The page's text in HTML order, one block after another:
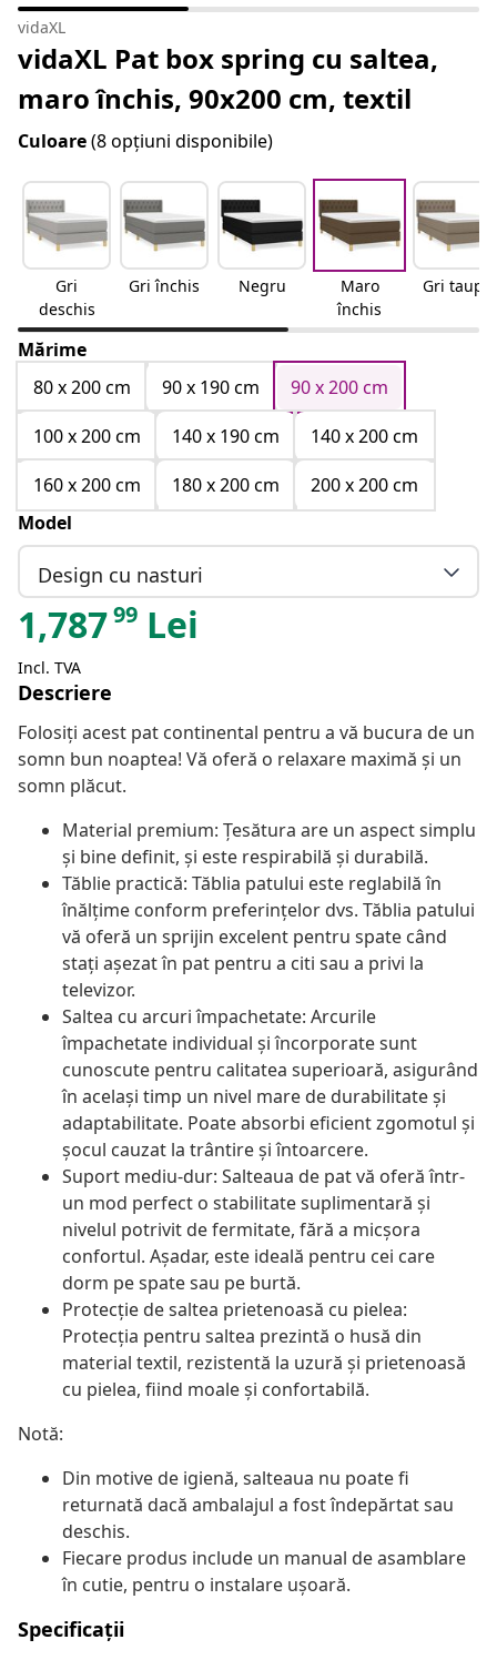
vidaXL
vidaXL Pat box spring cu saltea,
maro închis, 90x200 cm, textil
Culoare(8 opțiuni disponibile)
Gri
deschis
Gri închis Negru
Maro
închis
Gri taupe
Mărime
80 x 200 cm
90 x 190 cm
90 x 200 cm
100 x 200 cm
140 x 190 cm
140 x 200 cm
160 x 200 cm
180 x 200 cm
200 x 200 cm
Model
Design cu nasturi
1,78799 Lei
Incl. TVA
Descriere
Folosiți acest pat continental pentru a vă bucura de un
somn bun noaptea! Vă oferă o relaxare maximă și un
somn plăcut.
Material premium: Țesătura are un aspect simplu
și bine definit, și este respirabilă și durabilă.
Tăblie practică: Tăblia patului este reglabilă în
înălțime conform preferințelor dvs. Tăblia patului
vă oferă un sprijin excelent pentru spate când
stați așezat în pat pentru a citi sau a privi la
televizor.
Saltea cu arcuri împachetate: Arcurile
împachetate individual și încorporate sunt
cunoscute pentru calitatea superioară, asigurând
în același timp un nivel mare de durabilitate și
adaptabilitate. Poate absorbi eficient zgomotul și
șocul cauzat la trântire și întoarcere.
Suport mediu-dur: Salteaua de pat vă oferă într-
un mod perfect o stabilitate suplimentară și
nivelul potrivit de fermitate, fără a micșora
confortul. Așadar, este ideală pentru cei care
dorm pe spate sau pe burtă.
Protecție de saltea prietenoasă cu pielea:
Protecția pentru saltea prezintă o husă din
material textil, rezistentă la uzură și prietenoasă
cu pielea, fiind moale și confortabilă.
Notă:
Din motive de igienă, salteaua nu poate fi
returnată dacă ambalajul a fost îndepărtat sau
deschis.
Fiecare produs include un manual de asamblare
în cutie, pentru o instalare ușoară.
Specificații